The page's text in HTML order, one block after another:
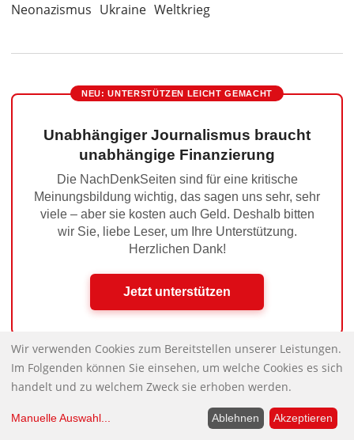
Neonazismus Ukraine Weltkrieg
NEU: UNTERSTÜTZEN LEICHT GEMACHT
Unabhängiger Journalismus braucht
unabhängige Finanzierung
Die NachDenkSeiten sind für eine kritische
Meinungsbildung wichtig, das sagen uns sehr, sehr
viele – aber sie kosten auch Geld. Deshalb bitten
wir Sie, liebe Leser, um Ihre Unterstützung.
Herzlichen Dank!
Jetzt unterstützen
Nächster Beitrag: Business as usual
für Andreas Scheuer!
Wir verwenden Cookies zum Bereitstellen unserer Leistungen.
Im Folgenden können Sie einsehen, um welche Cookies es sich
handelt und zu welchem Zweck sie erhoben werden.
Manuelle Auswahl... Ablehnen Akzeptieren